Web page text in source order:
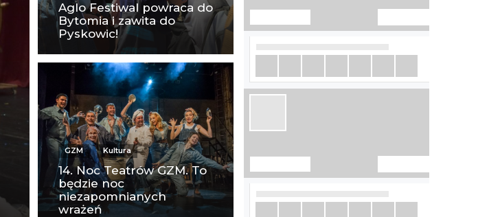
Aglo Festiwal powraca do
Bytomia i zawita do
Pyskowic!
GZM Kultura
14. Noc Teatrów GZM. To
będzie noc
niezapomnianych
wrażeń